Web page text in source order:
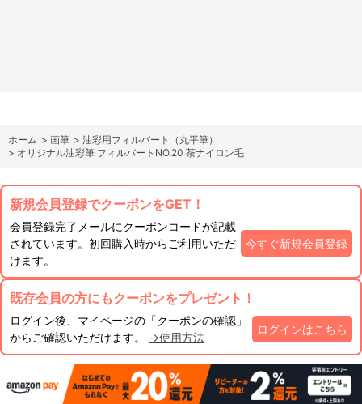
ホーム > 画筆 > 油彩用フィルバート（丸平筆）
> オリジナル油彩筆 フィルバートNO.20 茶ナイロン毛
新規会員登録でクーポンをGET！
会員登録完了メールにクーポンコードが記載
されています。初回購入時からご利用いただ
けます。
今すぐ新規会員登録
既存会員の方にもクーポンをプレゼント！
ログイン後、マイページの「クーポンの確認」
からご確認いただけます。 →使用方法
ログインはこちら